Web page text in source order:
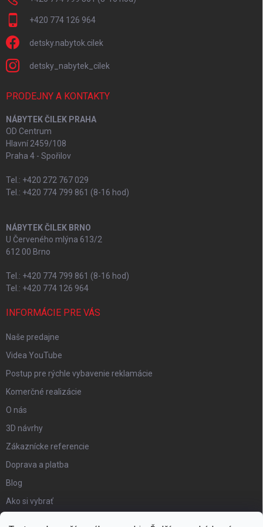
+420 774 126 964
detsky.nabytok.cilek
detsky_nabytek_cilek
PRODEJNY A KONTAKTY
NÁBYTEK ČILEK PRAHA
OD Centrum
Hlavní 2459/108
Praha 4 - Spořilov
Tel.: +420 272 767 029
Tel.: +420 774 799 861 (8-16 hod)
NÁBYTEK ČILEK BRNO
U Červeného mlýna 613/2
612 00 Brno
Tel.: +420 774 799 861 (8-16 hod)
Tel.: +420 774 126 964
INFORMÁCIE PRE VÁS
Naše predajne
Videa YouTube
Postup pre rýchle vybavenie reklamácie
Komerčné realizácie
O nás
3D návrhy
Zákaznícke referencie
Doprava a platba
Blog
Ako si vybrať